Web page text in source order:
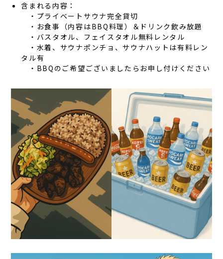
含まれる内容：
・プライベートサウナ完全貸切
・お食事（内容はBBQ料理）＆ドリンク飲み放題
・バスタオル、フェイスタオル無料レンタル
・水着、サウナポンチョ、サウナハットは有料レン
タル有
・BBQのご希望ございましたらお申し付けください